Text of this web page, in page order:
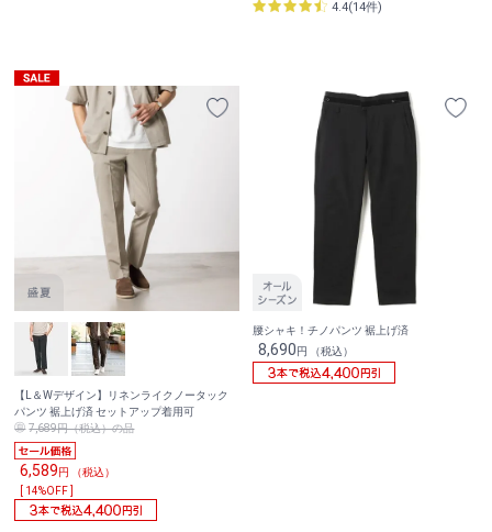
4.4(14件)
【L＆Wデザイン】リネンライクノータック
パンツ 裾上げ済 セットアップ着用可
7,689円（税込）の品
6,589円 （税込）
[ 14%OFF ]
腰シャキ！チノパンツ 裾上げ済
8,690円 （税込）